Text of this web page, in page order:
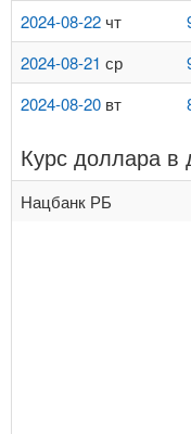
2024-08-22 чт
2024-08-21 ср
2024-08-20 вт
Курс доллара в
Нацбанк РБ